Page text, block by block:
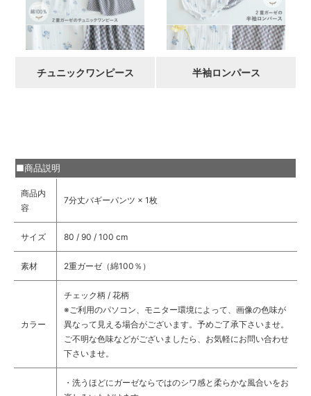
チュニックワンピース 半袖ロンパース
■商品説明
商品内
容
7分丈バギーパンツ × 1枚
サイズ 80 / 90 / 100 cm
素材 2重ガーゼ（綿100％）
カラー
チェック柄 / 花柄
※ご利用のパソコン、モニター環境によって、画像の色味が
異なって見える場合がございます。予めご了承下さいませ。
ご不明な色味などがございましたら、お気軽にお問い合わせ
下さいませ。
・洗うほどにガーゼならではのシワ感と柔らかな風合いをお